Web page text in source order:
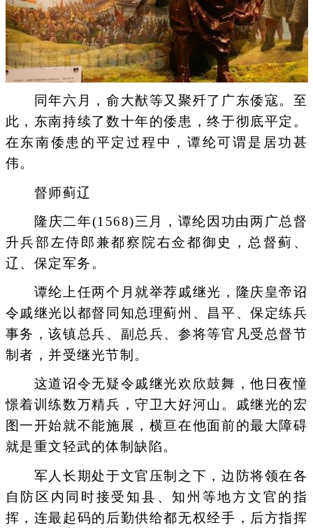
同年六月，俞大猷等又聚歼了广东倭寇。至
此，东南持续了数十年的倭患，终于彻底平定。
在东南倭患的平定过程中，谭纶可谓是居功甚
伟。
督师蓟辽
隆庆二年(1568)三月，谭纶因功由两广总督
升兵部左侍郎兼都察院右佥都御史，总督蓟、
辽、保定军务。
谭纶上任两个月就举荐戚继光，隆庆皇帝诏
令戚继光以都督同知总理蓟州、昌平、保定练兵
事务，该镇总兵、副总兵、参将等官凡受总督节
制者，并受继光节制。
这道诏令无疑令戚继光欢欣鼓舞，他日夜憧
憬着训练数万精兵，守卫大好河山。戚继光的宏
图一开始就不能施展，横亘在他面前的最大障碍
就是重文轻武的体制缺陷。
军人长期处于文官压制之下，边防将领在各
自防区内同时接受知县、知州等地方文官的指
挥，连最起码的后勤供给都无权经手，后方指挥